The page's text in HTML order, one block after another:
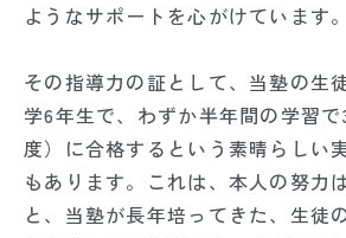
ようなサポートを心がけています。
その指導力の証として、当塾の生
学6年生で、わずか半年間の学習
度）に合格するという素晴らしい
もあります。これは、本人の努力
と、当塾が長年培ってきた、生徒